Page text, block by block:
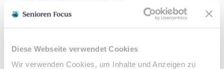
Diese Webseite verwendet Cookies
Wir verwenden Cookies, um Inhalte und Anzeigen zu
Sensibilitätsstörungen
Zuzahlung & Kosten:
• 10% Zuzahlung pro Behandlung (mind. 5€, max. 10€)